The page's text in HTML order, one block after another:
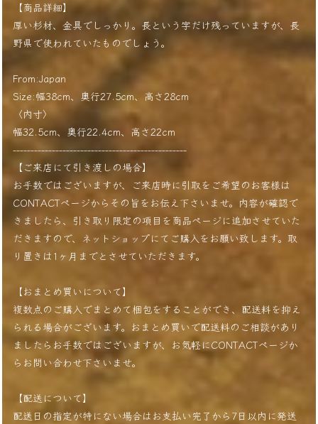
【商品詳細】
厚い杉材、金具でしっかり。長という字だけ残っていますが、長
野県で使われていたものでしょう。
From:Japan
Size:幅38cm、奥行27.5cm、高さ28cm
〈内寸〉
幅32.5cm、奥行22.4cm、高さ22cm
-------------------------------------------------
【ご来店にて引き渡しの場合】
お手数ではございますが、ご来店時に引取をご希望のお客様は
CONTACTページからその旨をお伝え下さいませ。内容が確認で
きましたら、引き取り限定の項目を商品ページに追加させていた
だきますので、ネットショップにてご購入をお願い致します。取
り置きは1ヶ月までとさせていただきます。
【おまとめ買いについて】
複数点のご購入でまとめて梱包をすることができ、配送料を抑え
られる場合がございます。おまとめ買いで配送料のご相談があり
ましたらお手数ではございますが、お気軽にCONTACTページか
らお問い合わせ下さいませ。
【配送について】
配送日の指定が特にない場合はお支払い完了から7日以内に発送